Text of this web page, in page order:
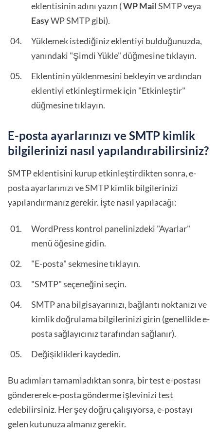
eklentisinin adını yazın (WP MailSMTP veya
EasyWP SMTP gibi).
Yüklemek istediğiniz eklentiyi bulduğunuzda,
yanındaki "Şimdi Yükle" düğmesine tıklayın.
Eklentinin yüklenmesini bekleyin ve ardından
eklentiyi etkinleştirmek için "Etkinleştir"
düğmesine tıklayın.
E-posta ayarlarınızı ve SMTP kimlik
bilgilerinizi nasıl yapılandırabilirsiniz?
SMTP eklentisini kurup etkinleştirdikten sonra, e-
posta ayarlarınızı ve SMTP kimlik bilgilerinizi
yapılandırmanız gerekir. İşte nasıl yapılacağı:
WordPress kontrol panelinizdeki "Ayarlar"
menü öğesine gidin.
"E-posta" sekmesine tıklayın.
"SMTP" seçeneğini seçin.
SMTP ana bilgisayarınızı, bağlantı noktanızı ve
kimlik doğrulama bilgilerinizi girin (genellikle e-
posta sağlayıcınız tarafından sağlanır).
Değişiklikleri kaydedin.
Bu adımları tamamladıktan sonra, bir test e-postası
göndererek e-posta gönderme işlevinizi test
edebilirsiniz. Her şey doğru çalışıyorsa, e-postayı
gelen kutunuza almanız gerekir.